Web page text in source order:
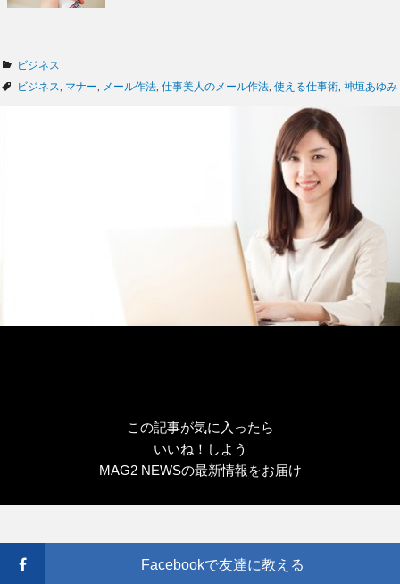
カ
テ
ビジネス
タ
ビジネス マナー メール作法 仕事美人のメール作法 使える仕事術 神垣あゆみ
この記事が気に入ったら
いいね！しよう
MAG2 NEWSの最新情報をお届け
Facebookで友達に教える